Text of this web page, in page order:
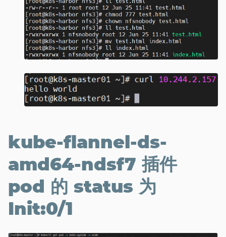
kube-flannel-ds-
amd64-ndsf7 插件
pod 的 status 为
Init:0/1